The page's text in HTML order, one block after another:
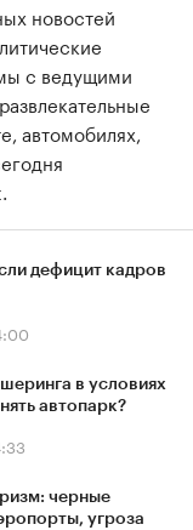
новостей
с ведущими
автомобилях,
дефицит кадров
в условиях
автопарк?
черные
угроза